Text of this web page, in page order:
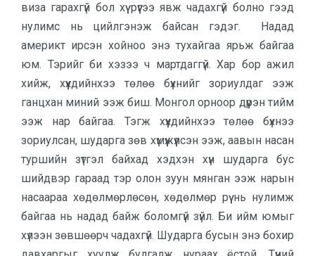
виза гарахгүй бол хүү рүүгээ явж чадахгүй болно гээд
нулимс нь цийлгэнэж байсан гэдэг. Надад
америкт ирсэн хойноо энэ тухайгаа ярьж байгаа
юм. Тэрийг би хэзээ ч мартдаггүй. Хар бор ажил
хийж, хүүхдийнхээ төлөө бүхнийг зориулдаг ээж
ганцхан миний ээж биш. Монгол орноор дүүрэн тийм
ээж нар байгаа. Тэгж хүүхдийнхээ төлөө бүхнээ
зориулсан, шударга зөв хүмүүжүүлсэн ээж, аавын насан
туршийн зүтгэл байхад хэдхэн хүн шударга бус
шийдвэр гараад тэр олон зуун мянган ээж нарын
насаараа хөдөлмөрлөсөн, хөдөлмөр рүү нь нулимж
байгаа нь надад байж боломгүй зүйл. Би ийм юмыг
хүлээн зөвшөөрч чадахгүй. Шударга бусын энэ бохир